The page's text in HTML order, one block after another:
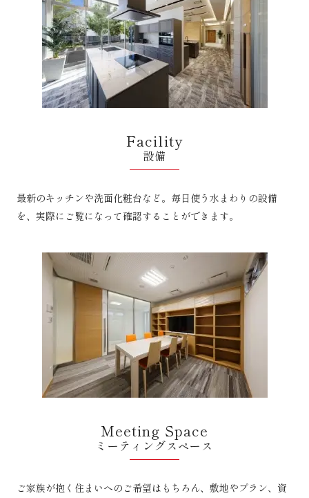
Facility
設備
最新のキッチンや洗面化粧台など。毎日使う水まわりの設備
を、実際にご覧になって確認することができます。
Meeting Space
ミーティングスペース
ご家族が抱く住まいへのご希望はもちろん、敷地やプラン、資